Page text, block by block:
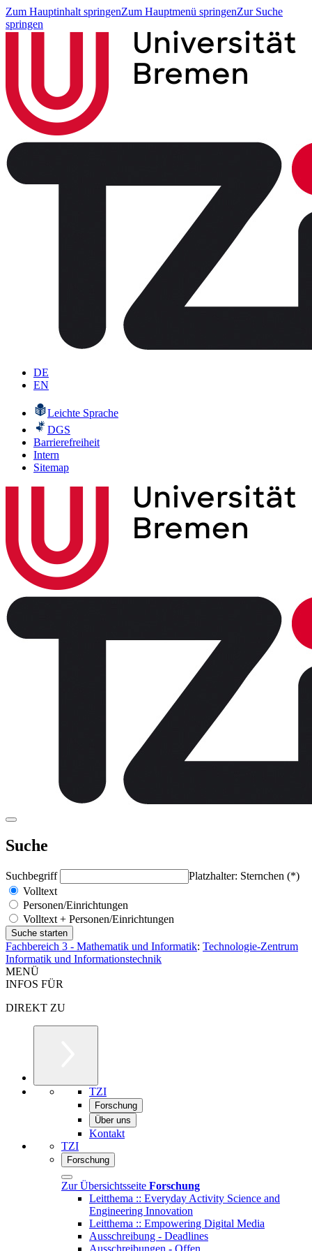
Zum Hauptinhalt springenZum Hauptmenü springenZur Suche
springen
DE
EN
Leichte Sprache
DGS
Barrierefreiheit
Intern
Sitemap
Suche
Suchbegriff
Platzhalter: Sternchen (*)
Volltext
Personen/Einrichtungen
Volltext + Personen/Einrichtungen
Fachbereich 3 - Mathematik und Informatik: Technologie-Zentrum
Informatik und Informationstechnik
MENÜ
INFOS FÜR
DIREKT ZU
TZI
Forschung
Über uns
Kontakt
TZI
Forschung
Zur Übersichtsseite Forschung
Leitthema :: Everyday Activity Science and
Engineering Innovation
Leitthema :: Empowering Digital Media
Ausschreibung - Deadlines
Ausschreibungen - Offen